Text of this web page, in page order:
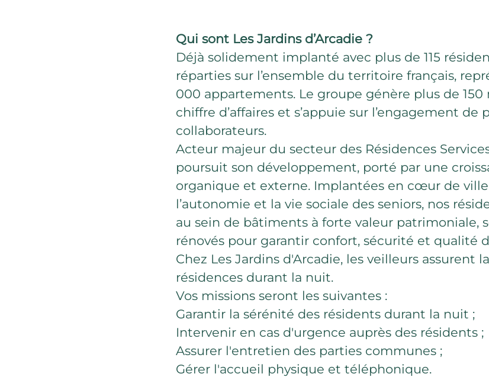
Qui sont Les Jardins d’Arcadie ?
Déjà solidement implanté avec plus de 115
réparties sur l’ensemble du territoire français,
000 appartements. Le groupe génère plus de 150
chiffre d’affaires et s’appuie sur l’engagement de
collaborateurs.
Acteur majeur du secteur des Résidences
poursuit son développement, porté par une
organique et externe. Implantées en cœur de
l’autonomie et la vie sociale des seniors, nos
au sein de bâtiments à forte valeur patrimoniale,
rénovés pour garantir confort, sécurité et qualité
Chez Les Jardins d'Arcadie, les veilleurs assurent
résidences durant la nuit.
Vos missions seront les suivantes :
Garantir la sérénité des résidents durant la nuit ;
Intervenir en cas d'urgence auprès des résidents ;
Assurer l'entretien des parties communes ;
Gérer l'accueil physique et téléphonique.